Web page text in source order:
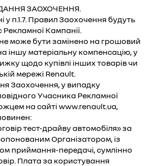
ЗАОХОЧЕННЯ.
у п.1.7. Правил Заохочення будуть
Рекламної Кампанії.
може бути замінено на грошовий
іншу матеріальну компенсацію, у
щодо купівлі інших товарів чи
мережі Renault.
Заохочення, у випадку
Учасника Рекламної
на сайті www.renault.ua,
тест-драйву автомобіля» за
Організатором, із
приймання-передачі, сумлінно
Плата за користування